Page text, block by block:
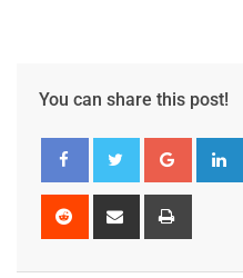
You can share this post!
Google+
Reddit
Share